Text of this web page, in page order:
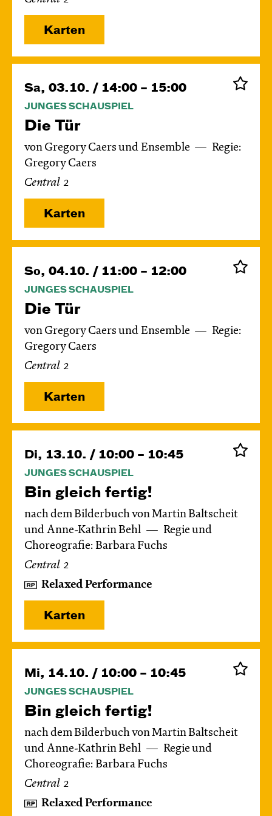
Karten
Sa, 03.10. / 14:00 – 15:00
JUNGES SCHAUSPIEL
Die Tür
von Gregory Caers und Ensemble
Regie:
Gregory Caers
Central 2
Karten
So, 04.10. / 11:00 – 12:00
JUNGES SCHAUSPIEL
Die Tür
von Gregory Caers und Ensemble
Regie:
Gregory Caers
Central 2
Karten
Di, 13.10. / 10:00 – 10:45
JUNGES SCHAUSPIEL
Bin gleich fertig!
nach dem Bilderbuch von Martin Baltscheit
und Anne-Kathrin Behl
Regie und
Choreografie: Barbara Fuchs
Central 2
Relaxed Performance
Karten
Mi, 14.10. / 10:00 – 10:45
JUNGES SCHAUSPIEL
Bin gleich fertig!
nach dem Bilderbuch von Martin Baltscheit
und Anne-Kathrin Behl
Regie und
Choreografie: Barbara Fuchs
Central 2
Relaxed Performance